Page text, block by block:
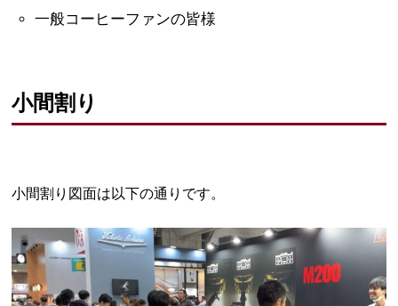
一般コーヒーファンの皆様
小間割り
小間割り図面は以下の通りです。